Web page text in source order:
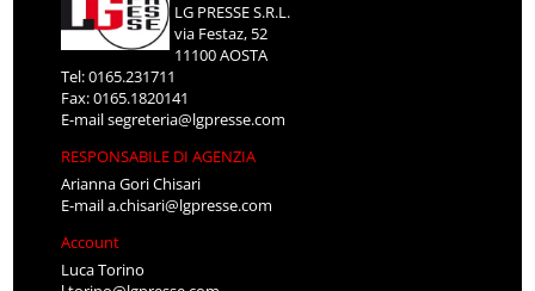
LG PRESSE S.R.L.
via Festaz, 52
11100 AOSTA
Tel: 0165.231711
Fax: 0165.1820141
E-mailsegreteria@lgpresse.com
RESPONSABILE DI AGENZIA
Arianna Gori Chisari
E-maila.chisari@lgpresse.com
Account
Luca Torino